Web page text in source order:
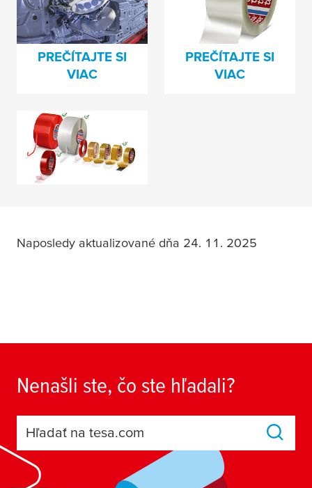
záklopky
PREČÍTAJTE SI
VIAC
udržateľnosti: tesa®
60412 - recyklovaná
PET baliaca páska
PREČÍTAJTE SI
VIAC
Tím 4965 Sortiment
PREČÍTAJTE SI
VIAC
Naposledy aktualizované dňa 24. 11. 2025
Nenašli ste, čo ste hľadali?
Hľadať na tesa.com